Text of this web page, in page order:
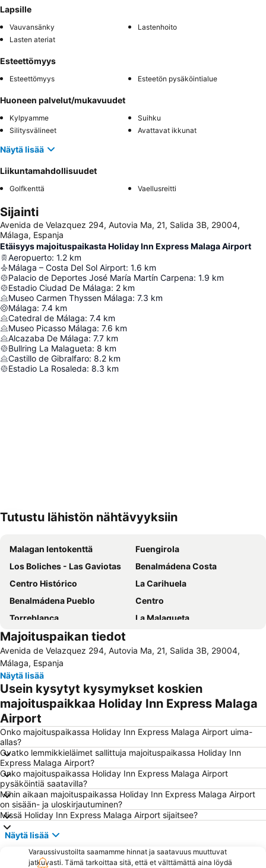
Lapsille
Vauvansänky
Lastenhoito
Lasten ateriat
Esteettömyys
Esteettömyys Esteetön pysäköintialue
Huoneen palvelut/mukavuudet
Kylpyamme
Suihku
Silitysvälineet
Avattavat ikkunat
Näytä lisää
Liikuntamahdollisuudet
Golfkenttä Vaellusreitti
Sijainti
Avenida de Velazquez 294, Autovia Ma, 21, Salida 3B, 29004,
Málaga, Espanja
Etäisyys majoituspaikasta Holiday Inn Express Malaga Airport
Aeropuerto: 1.2 km
Málaga – Costa Del Sol Airport: 1.6 km
Palacio de Deportes José María Martín Carpena: 1.9 km
Estadio Ciudad De Málaga: 2 km
Museo Carmen Thyssen Málaga: 7.3 km
Málaga: 7.4 km
Catedral de Málaga: 7.4 km
Museo Picasso Málaga: 7.6 km
Alcazaba De Málaga: 7.7 km
Bullring La Malagueta: 8 km
Castillo de Gibralfaro: 8.2 km
Estadio La Rosaleda: 8.3 km
Tutustu lähistön nähtävyyksiin
Malagan lentokenttä
Fuengirola
Los Boliches - Las Gaviotas
Benalmádena Costa
Centro Histórico
La Carihuela
Benalmádena Pueblo
Centro
Torreblanca
La Malagueta
Nueva Andalucía
Playa de la Malagueta
De Calahonda
Paseo Marítimo Rey de España
Carvajal
La Nogalera
Arroyo de la Miel Train Station
Arroyo de la Miel
Torremuelle
Vialia Estación María Zambrano
La Cala Resort
Centro Comercial Málaga Plaza
Alcazaba
Sea Life Benalmadena
Lauro Golf
Montemar
Paseo Maritimo La Carihuela
Torrequebrada
Centro Comercial Puerto Marina Shopping
El Palo
Marina de Puerto Banus
Barrio Arroyo de la Miel
La Fonda
Majoituspaikan tiedot
Avenida de Velazquez 294, Autovia Ma, 21, Salida 3B, 29004,
Málaga, Espanja
Näytä lisää
Usein kysytyt kysymykset koskien
majoituspaikkaa Holiday Inn Express Malaga
Airport
Onko majoituspaikassa Holiday Inn Express Malaga Airport uima-
allas?
Ovatko lemmikkieläimet sallittuja majoituspaikassa Holiday Inn
Express Malaga Airport?
Onko majoituspaikassa Holiday Inn Express Malaga Airport
pysäköintiä saatavilla?
Mihin aikaan majoituspaikassa Holiday Inn Express Malaga Airport
on sisään- ja uloskirjautuminen?
Missä Holiday Inn Express Malaga Airport sijaitsee?
Näytä lisää
Varaussivustoilta saamamme hinnat ja saatavuus muuttuvat
jatkuvasti. Tämä tarkoittaa sitä, että et välttämättä aina löydä